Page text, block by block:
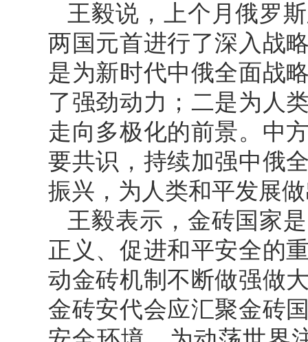
王毅说，上个月俄罗
两国元首进行了深入战
是为新时代中俄全面战
了强劲动力；二是为人
走向多极化的前景。中
要共识，持续加强中俄
振兴，为人类和平发展
王毅表示，金砖国家
正义、促进和平安全的
动金砖机制不断做强做
金砖安代会应汇聚金砖